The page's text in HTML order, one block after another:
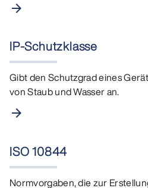
arrow_forward
IP-Schutzklasse
Gibt den Schutzgrad eines
von Staub und Wasser an.
arrow_forward
ISO 10844
Normvorgaben, die zur